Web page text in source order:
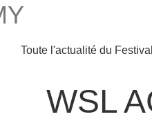
Toute l'actualité du
WSL